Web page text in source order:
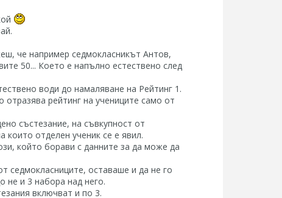
че например седмокласникът Антов,
50... Което е напълно естествено след
води до намаляване на Рейтинг 1.
рейтинг на учениците само от
състезание, на съвкупност от
които отделен ученик се е явил.
който борави с данните за да може да
седмокласниците, оставаше и да не го
не и 3 набора над него.
включват и по 3.